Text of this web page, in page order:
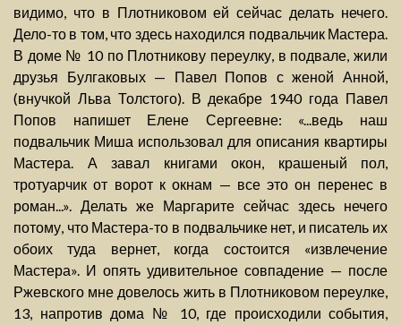
видимо, что в Плотниковом ей сейчас делать нечего.
Дело-то в том, что здесь находился подвальчик Мастера.
В доме № 10 по Плотникову переулку, в подвале, жили
друзья Булгаковых — Павел Попов с женой Анной,
(внучкой Льва Толстого). В декабре 1940 года Павел
Попов напишет Елене Сергеевне: «...ведь наш
подвальчик Миша использовал для описания квартиры
Мастера. А завал книгами окон, крашеный пол,
тротуарчик от ворот к окнам — все это он перенес в
роман...». Делать же Маргарите сейчас здесь нечего
потому, что Мастера-то в подвальчике нет, и писатель их
обоих туда вернет, когда состоится «извлечение
Мастера». И опять удивительное совпадение — после
Ржевского мне довелось жить в Плотниковом переулке,
13, напротив дома № 10, где происходили события,